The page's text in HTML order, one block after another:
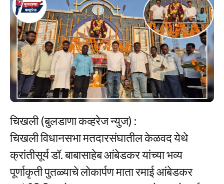
चिखली (बुलडाणा कव्हरेज न्युज) :
चिखली विधानसभा मतदारसंघातील केळवद येथे
क्रांतीसूर्य डॉ. बाबासाहेब आंबेडकर यांच्या भव्य
पूर्णाकृती पुतळ्याचे लोकार्पण माता रमाई आंबेडकर